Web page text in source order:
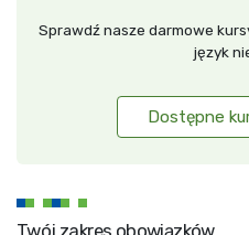
Sprawdź nasze darmowe
język
Dostępne
Twój zakres obowiązków